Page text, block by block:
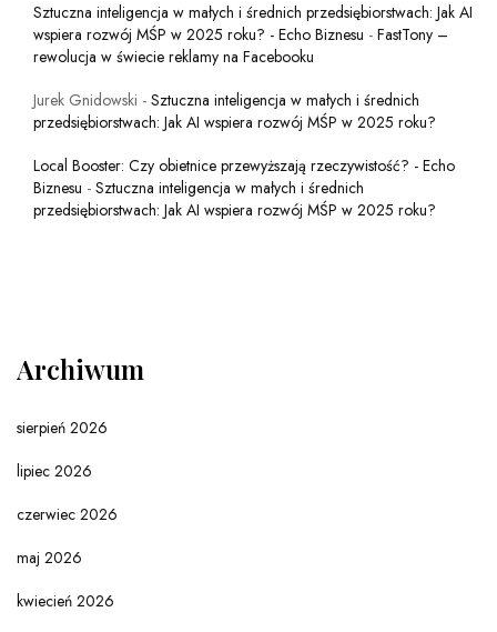
Sztuczna inteligencja w małych i średnich przedsiębiorstwach: Jak AI
wspiera rozwój MŚP w 2025 roku? - Echo Biznesu - FastTony –
rewolucja w świecie reklamy na Facebooku
Jurek Gnidowski - Sztuczna inteligencja w małych i średnich
przedsiębiorstwach: Jak AI wspiera rozwój MŚP w 2025 roku?
Local Booster: Czy obietnice przewyższają rzeczywistość? - Echo
Biznesu - Sztuczna inteligencja w małych i średnich
przedsiębiorstwach: Jak AI wspiera rozwój MŚP w 2025 roku?
Archiwum
sierpień 2026
lipiec 2026
czerwiec 2026
maj 2026
kwiecień 2026